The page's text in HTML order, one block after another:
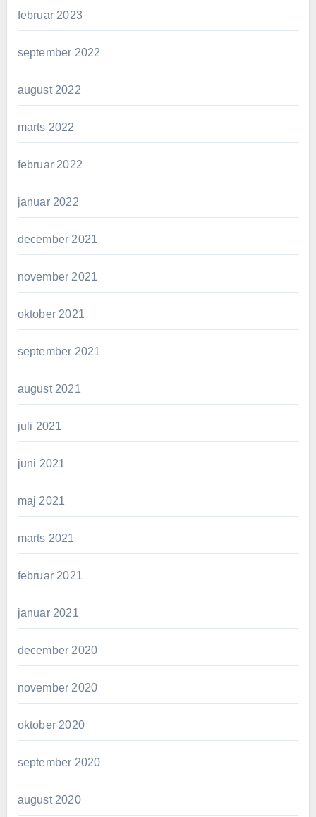
februar 2023
september 2022
august 2022
marts 2022
februar 2022
januar 2022
december 2021
november 2021
oktober 2021
september 2021
august 2021
juli 2021
juni 2021
maj 2021
marts 2021
februar 2021
januar 2021
december 2020
november 2020
oktober 2020
september 2020
august 2020